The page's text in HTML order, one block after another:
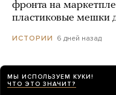
фронта на
пластиковые мешки
ИСТОРИИ 6 дней назад
МЫ ИСПОЛЬЗУЕМ КУКИ!
ЧТО ЭТО ЗНАЧИТ?